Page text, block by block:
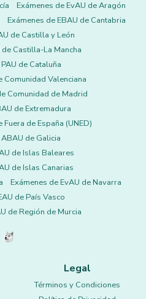
Exámenes de EvAU de Aragón
Exámenes de EBAU de Cantabria
de Castilla y León
Castilla-La Mancha
de Cataluña
Comunidad Valenciana
Comunidad de Madrid
de Extremadura
Fuera de España (UNED)
de Galicia
de Islas Baleares
de Islas Canarias
Exámenes de EvAU de Navarra
de País Vasco
de Región de Murcia
Legal
Términos y Condiciones